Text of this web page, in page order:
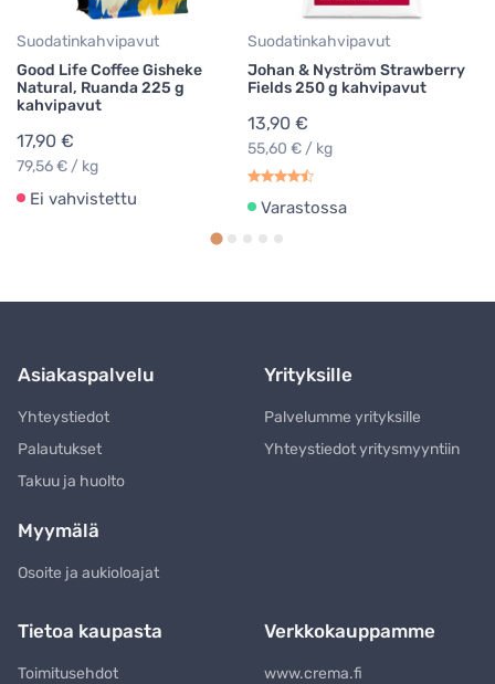
Suodatinkahvipavut
Good Life Coffee Gisheke
Natural, Ruanda 225 g
kahvipavut
17,90 €
79,56 € / kg
Ei vahvistettu
Suodatinkahvipavut
Johan & Nyström Strawberry
Fields 250 g kahvipavut
13,90 €
55,60 € / kg
Varastossa
Asiakaspalvelu
Yhteystiedot
Palautukset
Takuu ja huolto
Yrityksille
Palvelumme yrityksille
Yhteystiedot yritysmyyntiin
Myymälä
Osoite ja aukioloajat
Tietoa kaupasta
Toimitusehdot
Verkkokauppamme
www.crema.fi